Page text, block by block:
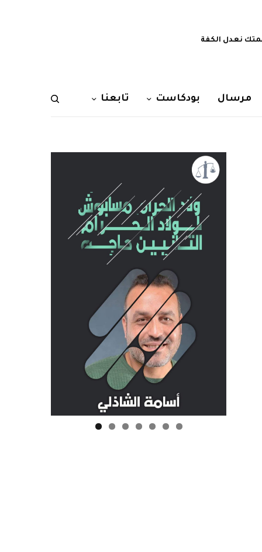
نعدل الكفة
مرسال بودكاست تابعنا